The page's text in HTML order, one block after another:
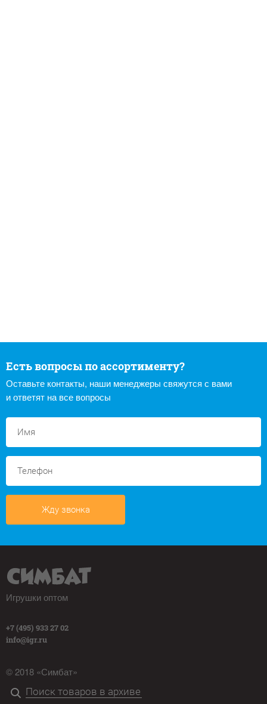
Есть вопросы по ассортименту?
Оставьте контакты, наши менеджеры свяжутся с вами
и ответят на все вопросы
Жду звонка
Игрушки оптом
+7 (495) 933 27 02
info@igr.ru
© 2018 «Симбат»